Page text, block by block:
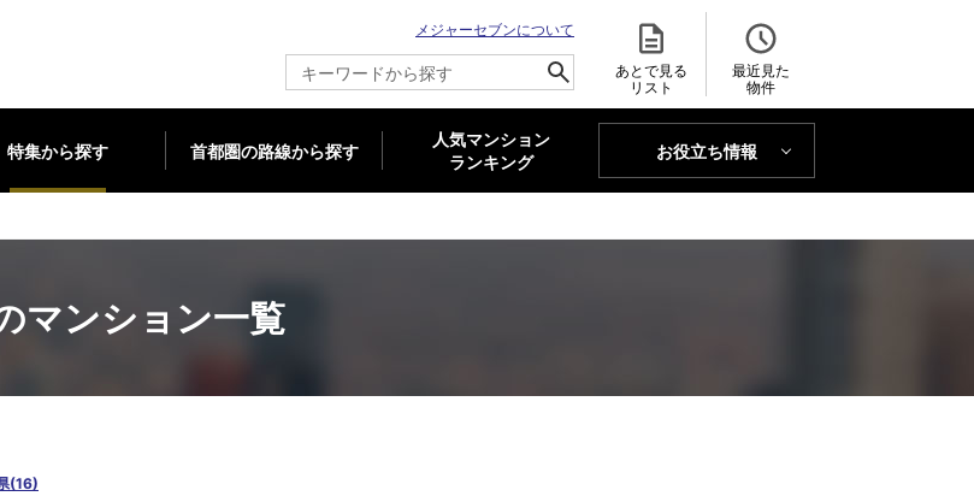
メジャーセブンについて
あとで見る
リスト
最近見た
物件
特集から探す 首都圏の路線から探す
人気マンション
ランキング
お役立ち情報
MAJOR'S BLOG
マンション一覧
(16)